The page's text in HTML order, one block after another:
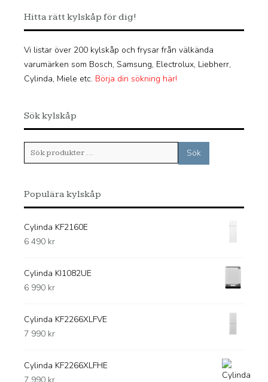
Hitta rätt kylskåp för dig!
Vi listar över 200 kylskåp och frysar från välkända
varumärken som Bosch, Samsung, Electrolux, Liebherr,
Cylinda, Miele etc. Börja din sökning här!
Sök kylskåp
Sök
efter:
Sök
Populära kylskåp
Cylinda KF2160E
6 490 kr
Cylinda KI1082UE
6 990 kr
Cylinda KF2266XLFVE
7 990 kr
Cylinda KF2266XLFHE